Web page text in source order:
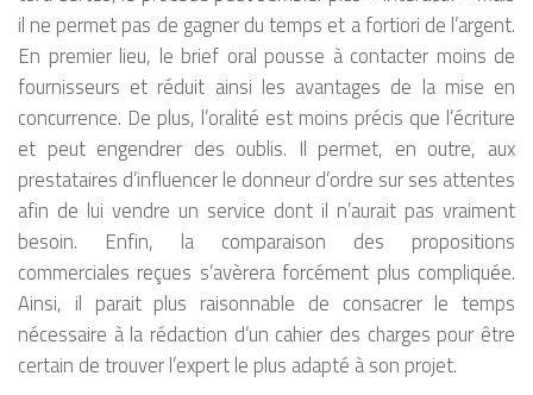
il ne permet pas de gagner du temps et a fortiori de l’argent.
En premier lieu, le brief oral pousse à contacter moins de
fournisseurs et réduit ainsi les avantages de la mise en
concurrence. De plus, l’oralité est moins précis que l’écriture
et peut engendrer des oublis. Il permet, en outre, aux
prestataires d’influencer le donneur d’ordre sur ses attentes
afin de lui vendre un service dont il n’aurait pas vraiment
besoin. Enfin, la comparaison des propositions
commerciales reçues s’avèrera forcément plus compliquée.
Ainsi, il parait plus raisonnable de consacrer le temps
nécessaire à la rédaction d’un cahier des charges pour être
certain de trouver l’expert le plus adapté à son projet.